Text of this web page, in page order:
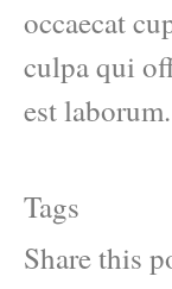
occaecat
culpa qui
est laborum.
Tags
Share this